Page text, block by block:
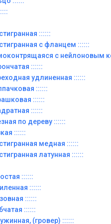
::::::
с фланцем ::::::
с нейлоновым
::::::
удлиненная ::::::
::::::
::::::
::::::
по дереву ::::::
::::::
медная ::::::
латунная ::::::
::::::
::::::
::::::
::::::
(гровер) ::::::